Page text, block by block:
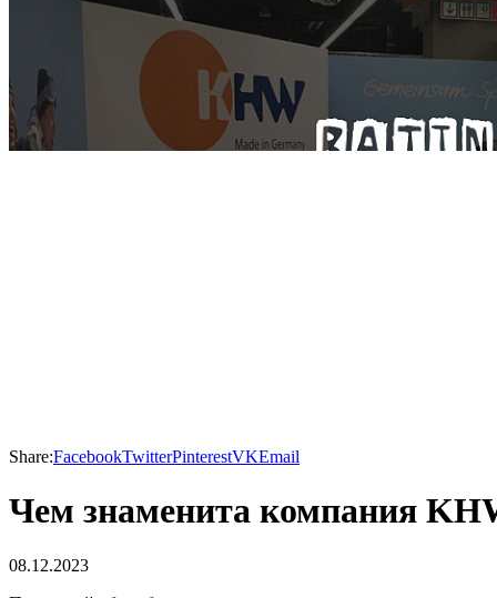
Share:FacebookTwitterPinterestVKEmail
Чем знаменита компания
08.12.2023